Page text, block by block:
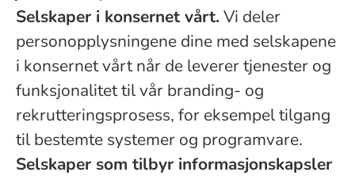
Selskaper i konsernet vårt.Vi deler
personopplysningene dine med selskapene
i konsernet vårt når de leverer tjenester og
funksjonalitet til vår branding- og
rekrutteringsprosess, for eksempel tilgang
til bestemte systemer og programvare.
Selskaper som tilbyr informasjonskapsler